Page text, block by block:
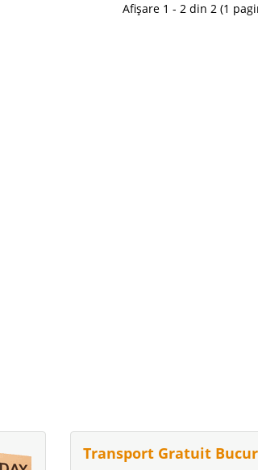
In Stoc
Afișare 1 - 2 din 2 (1
Transport Gratuit